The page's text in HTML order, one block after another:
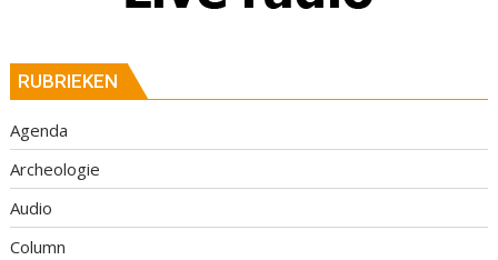
RUBRIEKEN
Agenda
Archeologie
Audio
Column